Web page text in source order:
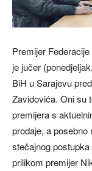
Premijer
je jučer
BiH u Sarajevu
Zavidovića. Oni su
premijera s
prodaje, a
stečajnog
prilikom premijer